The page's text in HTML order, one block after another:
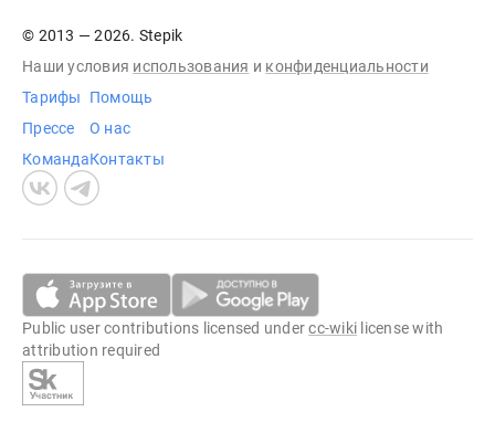
© 2013 — 2026. Stepik
Наши условия использования и конфиденциальности
Тарифы
Прессе
Команда
Помощь
О нас
Контакты
Public user contributions licensed undercc-wiki license with
attribution required